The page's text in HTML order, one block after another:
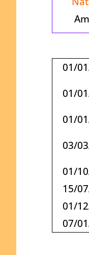
01/
01/
01/
03/
01/
15/
01/
07/